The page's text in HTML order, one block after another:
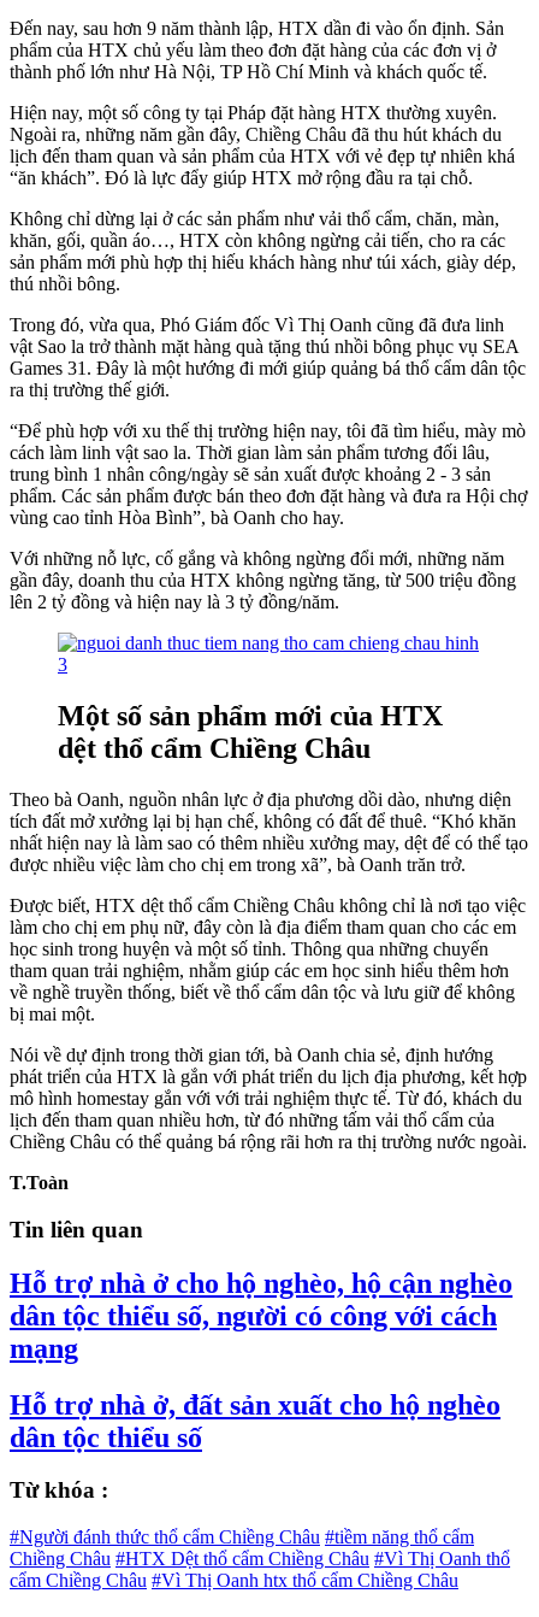
Đến nay, sau hơn 9 năm thành lập, HTX dần đi vào ổn định. Sản
phẩm của HTX chủ yếu làm theo đơn đặt hàng của các đơn vị ở
thành phố lớn như Hà Nội, TP Hồ Chí Minh và khách quốc tế.
Hiện nay, một số công ty tại Pháp đặt hàng HTX thường xuyên.
Ngoài ra, những năm gần đây, Chiềng Châu đã thu hút khách du
lịch đến tham quan và sản phẩm của HTX với vẻ đẹp tự nhiên khá
“ăn khách”. Đó là lực đẩy giúp HTX mở rộng đầu ra tại chỗ.
Không chỉ dừng lại ở các sản phẩm như vải thổ cẩm, chăn, màn,
khăn, gối, quần áo…, HTX còn không ngừng cải tiến, cho ra các
sản phẩm mới phù hợp thị hiếu khách hàng như túi xách, giày dép,
thú nhồi bông.
Trong đó, vừa qua, Phó Giám đốc Vì Thị Oanh cũng đã đưa linh
vật Sao la trở thành mặt hàng quà tặng thú nhồi bông phục vụ SEA
Games 31. Đây là một hướng đi mới giúp quảng bá thổ cẩm dân tộc
ra thị trường thế giới.
“Để phù hợp với xu thế thị trường hiện nay, tôi đã tìm hiểu, mày mò
cách làm linh vật sao la. Thời gian làm sản phẩm tương đối lâu,
trung bình 1 nhân công/ngày sẽ sản xuất được khoảng 2 - 3 sản
phẩm. Các sản phẩm được bán theo đơn đặt hàng và đưa ra Hội chợ
vùng cao tỉnh Hòa Bình”, bà Oanh cho hay.
Với những nỗ lực, cố gắng và không ngừng đổi mới, những năm
gần đây, doanh thu của HTX không ngừng tăng, từ 500 triệu đồng
lên 2 tỷ đồng và hiện nay là 3 tỷ đồng/năm.
Một số sản phẩm mới của HTX
dệt thổ cẩm Chiềng Châu
Theo bà Oanh, nguồn nhân lực ở địa phương dồi dào, nhưng diện
tích đất mở xưởng lại bị hạn chế, không có đất để thuê. “Khó khăn
nhất hiện nay là làm sao có thêm nhiều xưởng may, dệt để có thể tạo
được nhiều việc làm cho chị em trong xã”, bà Oanh trăn trở.
Được biết, HTX dệt thổ cẩm Chiềng Châu không chỉ là nơi tạo việc
làm cho chị em phụ nữ, đây còn là địa điểm tham quan cho các em
học sinh trong huyện và một số tỉnh. Thông qua những chuyến
tham quan trải nghiệm, nhằm giúp các em học sinh hiểu thêm hơn
về nghề truyền thống, biết về thổ cẩm dân tộc và lưu giữ để không
bị mai một.
Nói về dự định trong thời gian tới, bà Oanh chia sẻ, định hướng
phát triển của HTX là gắn với phát triển du lịch địa phương, kết hợp
mô hình homestay gắn với với trải nghiệm thực tế. Từ đó, khách du
lịch đến tham quan nhiều hơn, từ đó những tấm vải thổ cẩm của
Chiềng Châu có thể quảng bá rộng rãi hơn ra thị trường nước ngoài.
T.Toàn
Tin liên quan
Hỗ trợ nhà ở cho hộ nghèo, hộ cận nghèo
dân tộc thiểu số, người có công với cách
mạng
Hỗ trợ nhà ở, đất sản xuất cho hộ nghèo
dân tộc thiểu số
Từ khóa :
#Người đánh thức thổ cẩm Chiềng Châu #tiềm năng thổ cẩm
Chiềng Châu #HTX Dệt thổ cẩm Chiềng Châu #Vì Thị Oanh thổ
cẩm Chiềng Châu #Vì Thị Oanh htx thổ cẩm Chiềng Châu